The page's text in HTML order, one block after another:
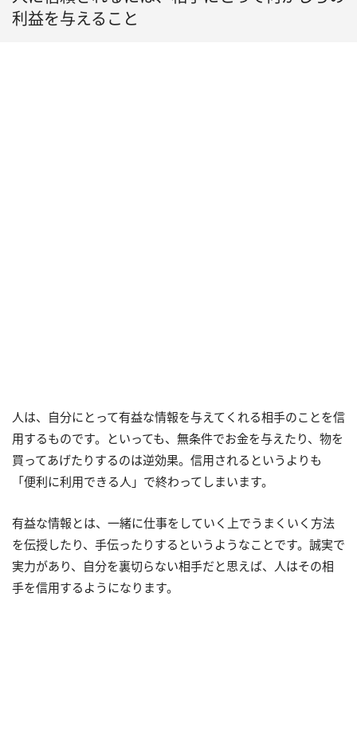
利益を与えること
人は、自分にとって有益な情報を与えてくれる相手のことを信
用するものです。といっても、無条件でお金を与えたり、物を
買ってあげたりするのは逆効果。信用されるというよりも
「便利に利用できる人」で終わってしまいます。
有益な情報とは、一緒に仕事をしていく上でうまくいく方法
を伝授したり、手伝ったりするというようなことです。誠実で
実力があり、自分を裏切らない相手だと思えば、人はその相
手を信用するようになります。